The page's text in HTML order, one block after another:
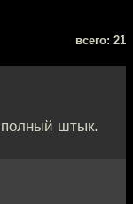
всего: 21
полный штык.